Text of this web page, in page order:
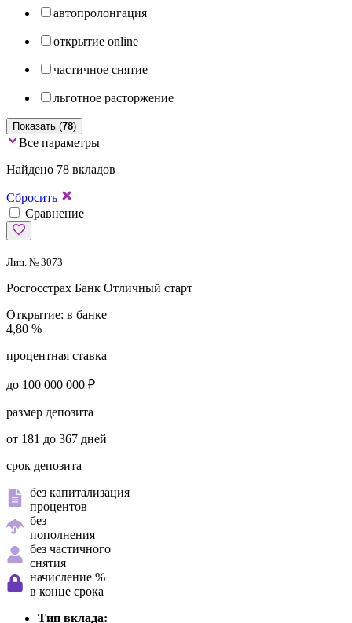
автопролонгация
открытие online
частичное снятие
льготное расторжение
Показать (78)
Все параметры
Найдено 78 вкладов
Сбросить
Сравнение
Лиц. № 3073
Росгосстрах Банк Отличный старт
Открытие: в банке
4,80 %
процентная ставка
до 100 000 000 ₽
размер депозита
от 181 до 367 дней
срок депозита
без капитализация
процентов
без
пополнения
без частичного
снятия
начисление %
в конце срока
Тип вклада: